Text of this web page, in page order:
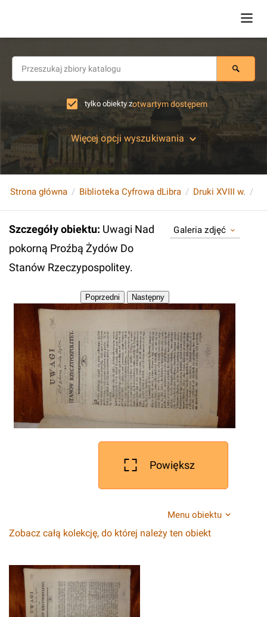
tylko obiekty zotwartym dostępem
Więcej opcji wyszukiwania
Strona główna Biblioteka Cyfrowa dLibra Druki XVIII w.
Szczegóły obiektu: Uwagi Nad
pokorną Proźbą Żydów Do
Stanów Rzeczypospolitey.
Galeria zdjęć
Powiększ
Menu obiektu
Zobacz całą kolekcję, do której należy ten obiekt